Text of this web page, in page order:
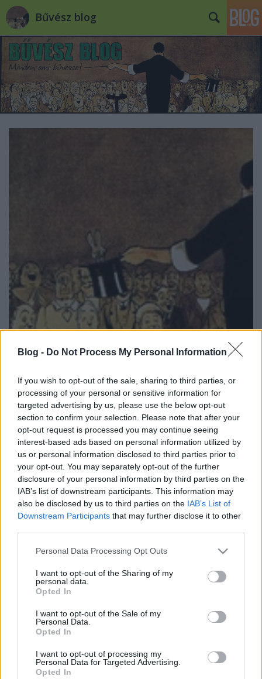
Blog - Do Not Process My Personal Information
If you wish to opt-out of the sale, sharing to third parties, or
processing of your personal or sensitive information for
targeted advertising by us, please use the below opt-out
section to confirm your selection. Please note that after your
opt-out request is processed you may continue seeing
interest-based ads based on personal information utilized by
us or personal information disclosed to third parties prior to
your opt-out. You may separately opt-out of the further
disclosure of your personal information by third parties on the
IAB’s list of downstream participants. This information may
also be disclosed by us to third parties on the IAB’s List of
Downstream Participants that may further disclose it to other
Please note that this website/app uses one or more Google
not limited to your visit or usage behaviour. You may click to
grant or deny consent to Google and its third-party tags to
use your data for below specified purposes in below Google
consent section.
Personal Data Processing Opt Outs
I want to opt-out of the Sharing of my
personal data.
Opted In
I want to opt-out of the Sale of my
Personal Data.
Opted In
I want to opt-out of processing my
Personal Data for Targeted Advertising.
Opted In
Bűvész blog
születiket
Kelle Botond •2012. május 12.
Amíg nálunk az élő adásba sem került idén bűvész,
Romániában egy kolozsvári bűvész srác, Cristian Gog
nyerte meg az ottani versenyt.
www.facebook.com/cristiangog www.cristiangog.ro/
Bűvészkönyvek, amiket nem kéne
megírni
Kelle Botond•2012. május 10.
"52 ways to extend your oil & water routine""Sam
the bellhop and a one way deck""Acting Tips for
Your Stooges" by Chris Angel"Ripped off magic
effects" by James L. Clark"Ding Dong for Kids" by Jack
Meoff"10,001 Completely Pointless Card…